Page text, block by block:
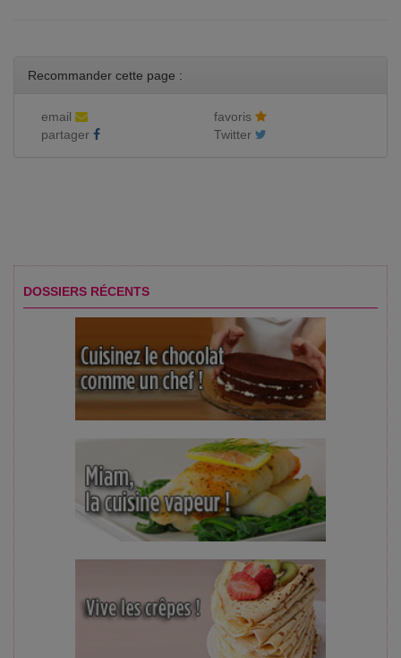
Recommander cette page :
email
favoris
partager
Twitter
DOSSIERS RÉCENTS